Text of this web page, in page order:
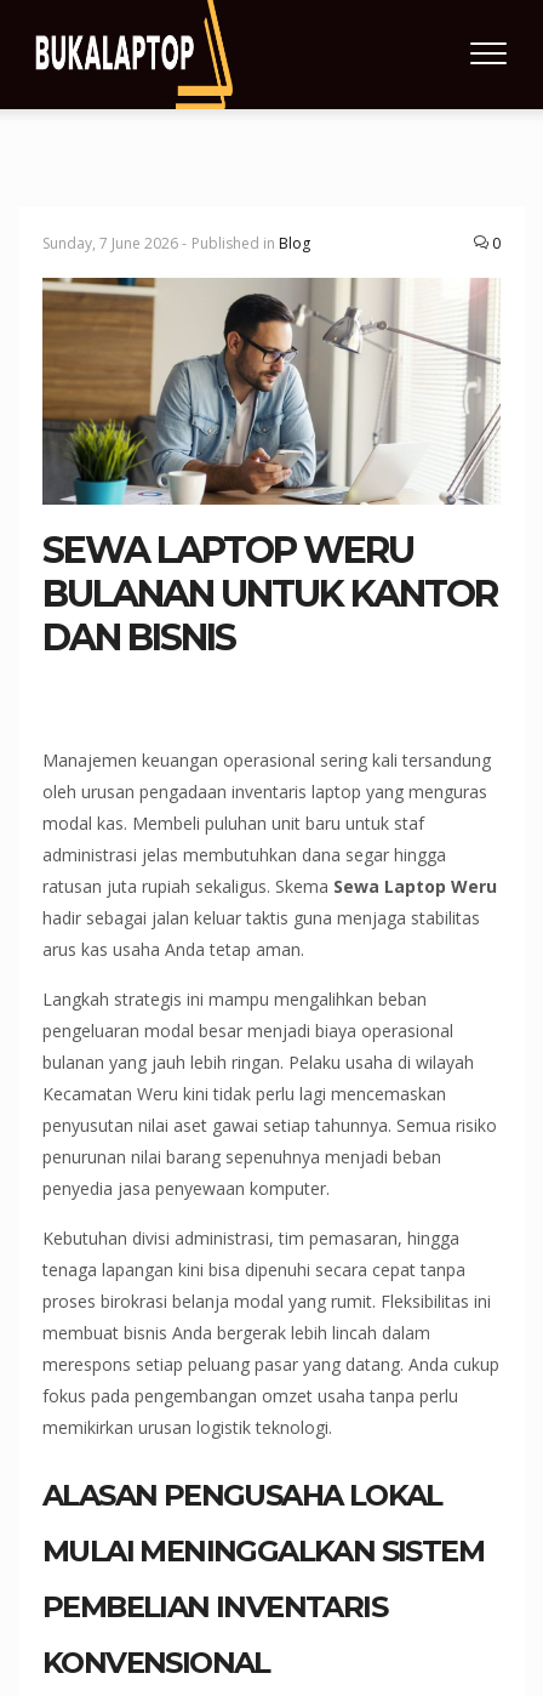
Sunday, 7 June 2026 - Published in Blog 0
SEWA LAPTOP WERU
BULANAN UNTUK KANTOR
DAN BISNIS
Manajemen keuangan operasional sering kali tersandung
oleh urusan pengadaan inventaris laptop yang menguras
modal kas. Membeli puluhan unit baru untuk staf
administrasi jelas membutuhkan dana segar hingga
ratusan juta rupiah sekaligus. Skema Sewa Laptop Weru
hadir sebagai jalan keluar taktis guna menjaga stabilitas
arus kas usaha Anda tetap aman.
Langkah strategis ini mampu mengalihkan beban
pengeluaran modal besar menjadi biaya operasional
bulanan yang jauh lebih ringan. Pelaku usaha di wilayah
Kecamatan Weru kini tidak perlu lagi mencemaskan
penyusutan nilai aset gawai setiap tahunnya. Semua risiko
penurunan nilai barang sepenuhnya menjadi beban
penyedia jasa penyewaan komputer.
Kebutuhan divisi administrasi, tim pemasaran, hingga
tenaga lapangan kini bisa dipenuhi secara cepat tanpa
proses birokrasi belanja modal yang rumit. Fleksibilitas ini
membuat bisnis Anda bergerak lebih lincah dalam
merespons setiap peluang pasar yang datang. Anda cukup
fokus pada pengembangan omzet usaha tanpa perlu
memikirkan urusan logistik teknologi.
ALASAN PENGUSAHA LOKAL
MULAI MENINGGALKAN SISTEM
PEMBELIAN INVENTARIS
KONVENSIONAL